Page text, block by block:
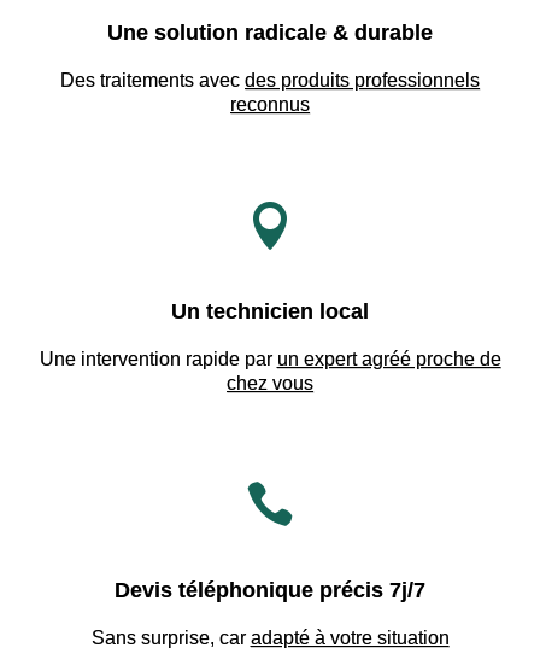
Une solution radicale & durable
Des traitements avec des produits professionnels
reconnus

Un technicien local
Une intervention rapide par un expert agréé proche de
chez vous

Devis téléphonique précis 7j/7
Sans surprise, car adapté à votre situation